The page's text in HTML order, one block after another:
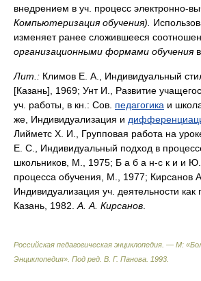
внедрением в уч. процесс электронно-
Компьютеризация обучения).
изменяет ранее сложившееся
организационными формами обученияв
Лит.: Климов Е. А., Индивидуальный
[Казань], 1969; Унт И., Развитие
уч. работы, в кн.: Сов. педагогика и
же, Индивидуализация и
Лийметс X. И., Групповая работа на
Е. С., Индивидуальный подход в
школьников, М., 1975; Б а б а н-с к и и
процесса обучения, М., 1977; Кирсанов
Индивидуализация уч. деятельности как
Казань, 1982. А. А. Кирсанов
Российская педагогическая энциклопедия. — М:
Энциклопедия» Под ред. В. Г. Панова 1993